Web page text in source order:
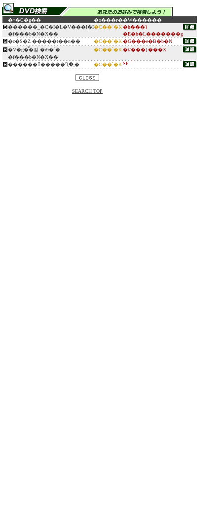
�^�C�g�� �o���ғ��W������
������_�C�I�L�V���I�I
�f���b�N�X��
�C��`�K�h���}
�E�h�L�������g
�c�S�Z �����t��n��
�C��`�K�G���e�B�b�N
�V�g�̂͂�킽 �Ԃ�῝�
�f���b�N�X��
�C��`�K�t/���}���X
������󂢂�����Ⴂ�܂� �C��`�KSF
SEARCH TOP